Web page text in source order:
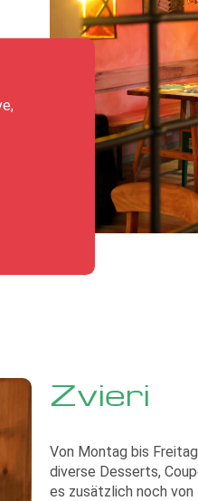
Zvieri
Von Montag bis
diverse Desserts,
es zusätzlich noch von